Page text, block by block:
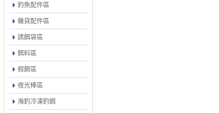
釣魚配件區
雜貨配件區
誘餌袋區
餌料區
假餌區
夜光棒區
海釣冷凍釣餌